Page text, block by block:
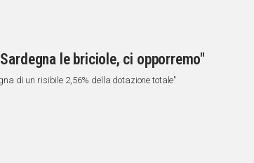
le briciole, ci opporremo"
di un risibile 2,56% della dotazione totale"